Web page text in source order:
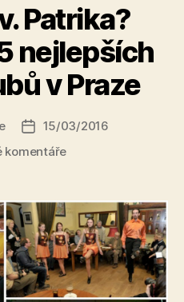
Patrika?
nejlepších
v Praze
Datum
příspěvku
15/03/2016
komentářeu
názvem
Kam
na
sv.
Patrika?
Vybírete